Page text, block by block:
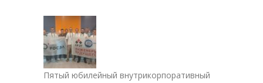
Пятый юбилейный внутрикорпоративный